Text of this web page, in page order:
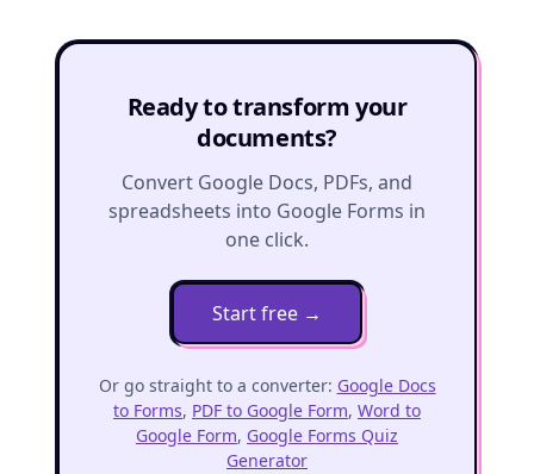
Ready to transform your
documents?
Convert Google Docs, PDFs, and
spreadsheets into Google Forms in
one click.
Start free →
Or go straight to a converter: Google Docs
to Forms, PDF to Google Form, Word to
Google Form, Google Forms Quiz
Generator